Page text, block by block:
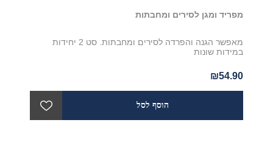
מפריד ומגן לסירים ומחבתות
מאפשר הגנה והפרדה לסירים ומחבתות. סט 2 יחידות
במידות שונות
₪54.90